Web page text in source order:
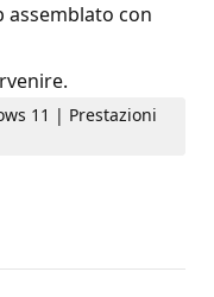
assemblato con
11 | Prestazioni